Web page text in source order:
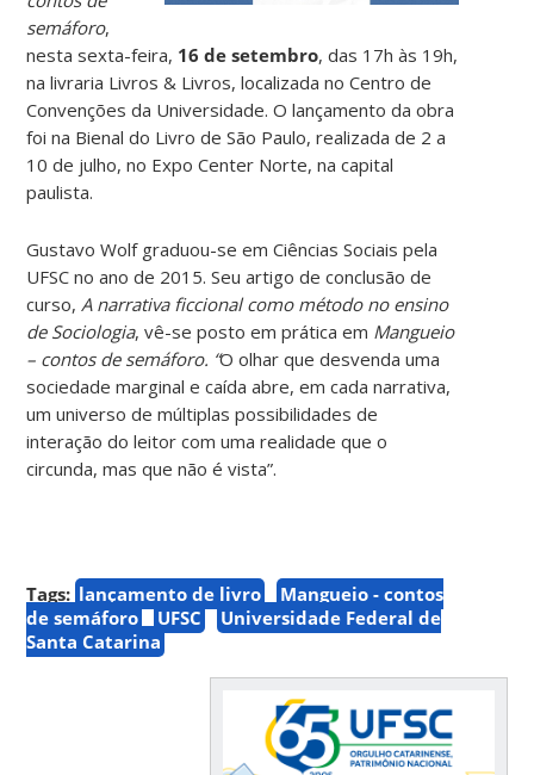
semáforo,
nesta sexta-feira, 16 de setembro, das 17h às 19h,
na livraria Livros & Livros, localizada no Centro de
Convenções da Universidade. O lançamento da obra
foi na Bienal do Livro de São Paulo, realizada de 2 a
10 de julho, no Expo Center Norte, na capital
paulista.
Gustavo Wolf graduou-se em Ciências Sociais pela
UFSC no ano de 2015. Seu artigo de conclusão de
curso, A narrativa ficcional como método no ensino
de Sociologia, vê-se posto em prática em Mangueio
– contos de semáforo. “O olhar que desvenda uma
sociedade marginal e caída abre, em cada narrativa,
um universo de múltiplas possibilidades de
interação do leitor com uma realidade que o
circunda, mas que não é vista”.
Tags: lançamento de livro
Mangueio - contos
de semáforo
UFSC
Universidade Federal de
Santa Catarina